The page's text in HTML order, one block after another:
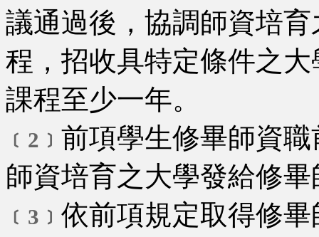
議通過後，協調師資培
程，招收具特定條件之
課程至少一年。
﹝2﹞ 前項學生修畢師資
師資培育之大學發給修
﹝3﹞ 依前項規定取得修